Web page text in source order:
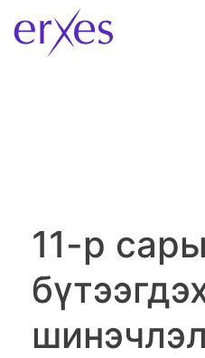
11-р